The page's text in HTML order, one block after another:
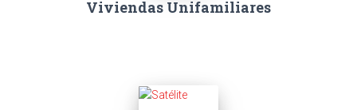
Viviendas Unifamiliares